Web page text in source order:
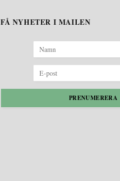
FÅ NYHETER I MAILEN
PRENUMERERA